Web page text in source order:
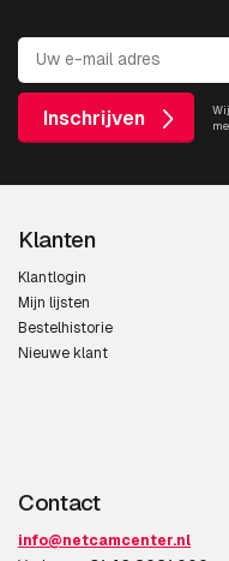
Inschrijven
Klanten
Klantlogin
Mijn lijsten
Bestelhistorie
Nieuwe klant
Contact
info@netcamcenter.nl